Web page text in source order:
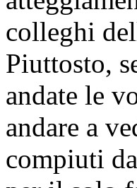
colleghi
Piuttosto,
andate le
andare a
compiuti